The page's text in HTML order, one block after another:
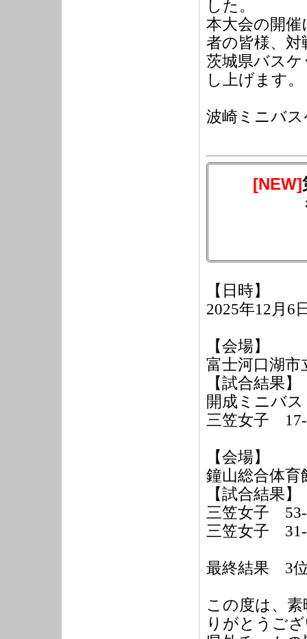
した。
本大会の開
者の皆様、
茨城県バス
し上げます。
波崎ミニバ
[NEW]
【日時】
2025年12月6
【会場】
富士河口湖市
【試合結果】
開成ミニバ
三笠女子 17-
【会場】
鐘山総合体育
【試合結果】
三笠女子 53-
三笠女子 31-
最終結果 3
この度は、
りがとうご